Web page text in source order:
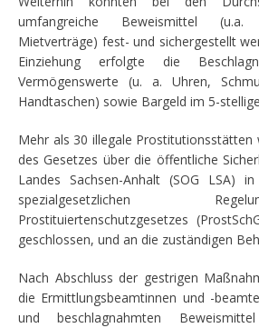
umfangreiche Beweismittel
Mietverträge) fest- und sichergestellt
Einziehung erfolgte die
Vermögenswerte (u. a. Uhren,
Handtaschen) sowie Bargeld im 5-
Mehr als 30 illegale Prostitutionsstätten
des Gesetzes über die öffentliche
Landes Sachsen-Anhalt (SOG LSA)
spezialgesetzlichen
Prostituiertenschutzgesetzes
geschlossen, und an die zuständigen
Nach Abschluss der gestrigen
die Ermittlungsbeamtinnen und -
und beschlagnahmten